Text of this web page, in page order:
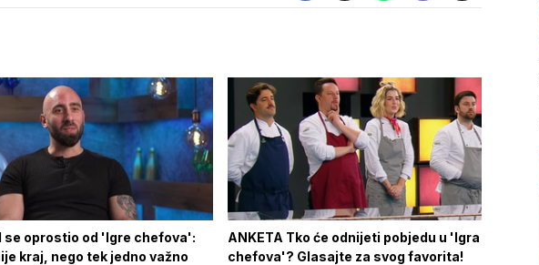
se oprostio od 'Igre chefova':
kraj, nego tek jedno važno
ANKETA Tko će odnijeti pobjedu u 'Igra
chefova'? Glasajte za svog favorita!